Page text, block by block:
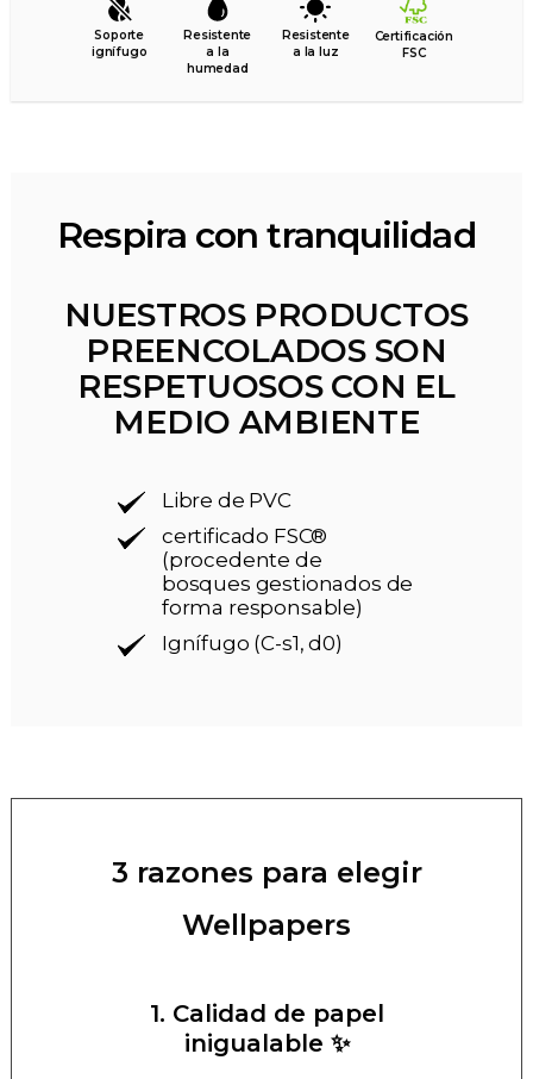
Soporte
ignífugo
Resistente
a la
humedad
Resistente
a la luz
Certificación
FSC
Respira con tranquilidad
NUESTROS PRODUCTOS
PREENCOLADOS SON
RESPETUOSOS CON EL
MEDIO AMBIENTE
Libre de PVC
certificado FSC®
(procedente de
bosques gestionados de
forma responsable)
Ignífugo (C-s1, d0)
3 razones para elegir
Wellpapers
1. Calidad de papel
inigualable ✨